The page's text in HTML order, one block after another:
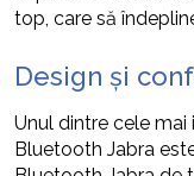
top, care să
Design și
Unul dintre cele
Bluetooth Jabra